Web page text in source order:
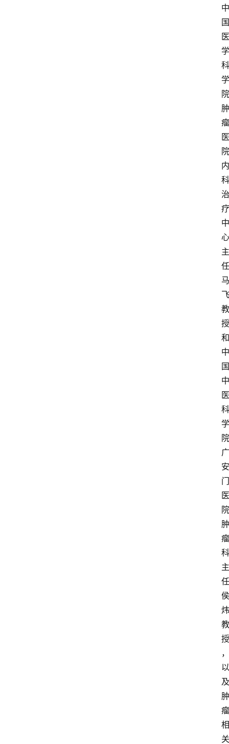
中
国
医
学
科
学
院
肿
瘤
医
院
内
科
治
疗
中
心
主
任
马
飞
教
授
和
中
国
中
医
科
学
院
广
安
门
医
院
肿
瘤
科
主
任
侯
炜
教
授
，
以
及
肿
瘤
相
关